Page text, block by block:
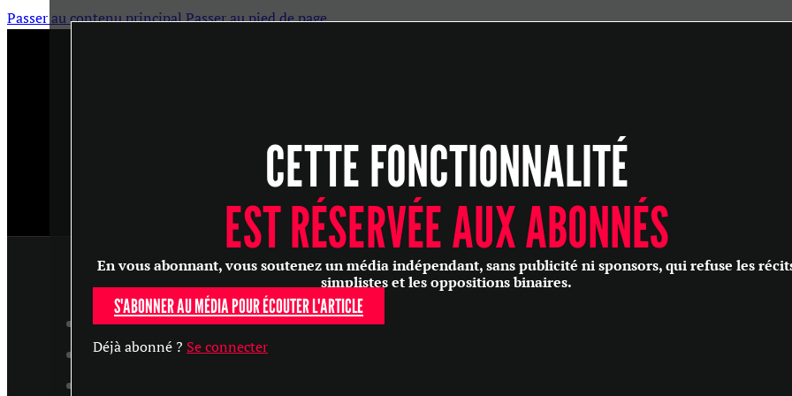
Passer au contenu principalPasser au pied de page
SANTÉ
PHILOSOPHIE
CULTURE
SOCIÉTÉ
ARTICLES
MASTERCLASS
CETTE FONCTIONNALITÉ
EST RÉSERVÉE AUX ABONNÉS
En vous abonnant, vous soutenez un média indépendant, sans publicité ni sponsors, qui refuse les
simplistes et les oppositions binaires.
S'ABONNER AU MÉDIA POUR ÉCOUTER L'ARTICLE
Déjà abonné ? Se connecter